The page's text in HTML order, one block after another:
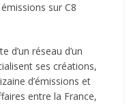
sur C8
d’un réseau d’un
ses créations,
d’émissions et
entre la France,